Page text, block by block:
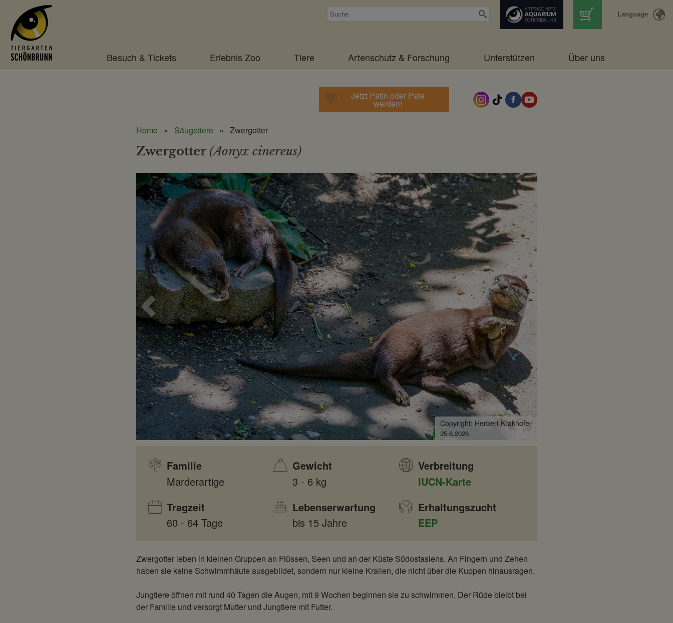
Language
Suchen
Besuch & Tickets Erlebnis Zoo Tiere Artenschutz & Forschung Unterstützen Über uns
Jetzt Patin oder Pate
werden!
Home Säugetiere Zwergotter
Zwergotter (Aonyx cinereus)
Voriges
Bild
Nächstes
Bild
Copyright: Herbert Krakhofer
17.2.2026
Familie
Marderartige
Gewicht
3 - 6 kg
Verbreitung
IUCN-Karte
Tragzeit
60 - 64 Tage
Lebenserwartung
bis 15 Jahre
Erhaltungszucht
EEP
Zwergotter leben in kleinen Gruppen an Flüssen, Seen und an der Küste Südostasiens. An Fingern und Zehen
haben sie keine Schwimmhäute ausgebildet, sondern nur kleine Krallen, die nicht über die Kuppen hinausragen.
Jungtiere öffnen mit rund 40 Tagen die Augen, mit 9 Wochen beginnen sie zu schwimmen. Der Rüde bleibt bei
der Familie und versorgt Mutter und Jungtiere mit Futter.